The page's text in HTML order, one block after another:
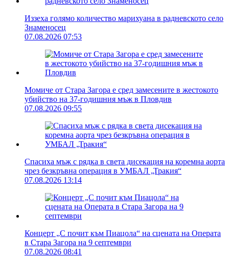
Иззеха голямо количество марихуана в радневското село
Знаменосец
07.08.2026 07:53
Момиче от Стара Загора е сред замесените в жестокото
убийство на 37-годишния мъж в Пловдив
07.08.2026 09:55
Спасиха мъж с рядка в света дисекация на коремна аорта
чрез безкръвна операция в УМБАЛ „Тракия“
07.08.2026 13:14
Концерт „С почит към Пиацола“ на сцената на Операта
в Стара Загора на 9 септември
07.08.2026 08:41